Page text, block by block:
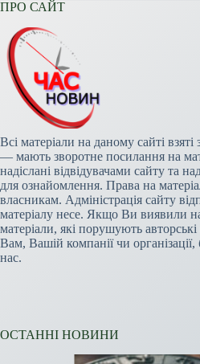
ПРО САЙТ
Всі матеріали на даному сайті
— мають зворотне посилання на
надіслані відвідувачами сайту та
для ознайомлення. Права на
власникам. Адміністрація сайту
матеріалу несе. Якщо Ви виявили
матеріали, які порушують
Вам, Вашій компанії чи організації,
нас.
ОСТАННІ НОВИНИ